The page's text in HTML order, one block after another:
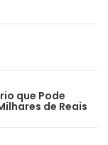
que Pode
de Reais